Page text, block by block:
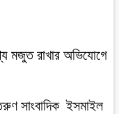
মজুত রাখার অভিযোগে
সাংবাদিক ইসমাইল